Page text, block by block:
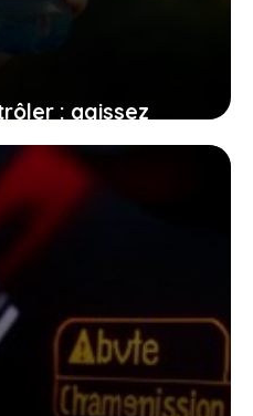
: agissez
un air plus pur et